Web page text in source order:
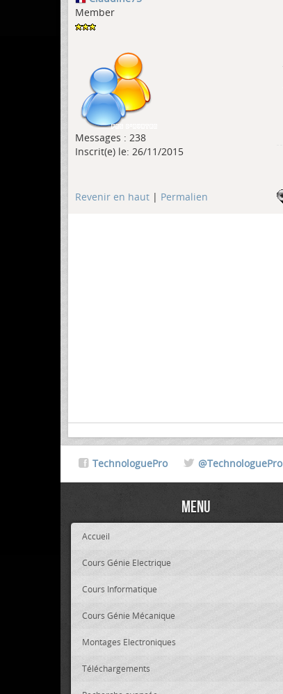
Member
Messages : 238
Inscrit(e) le: 26/11/2015
Revenir en haut | Permalien
TechnologuePro @TechnologuePro
Menu
Accueil
Cours Génie Electrique
Cours Informatique
Cours Génie Mécanique
Montages Electroniques
Téléchargements